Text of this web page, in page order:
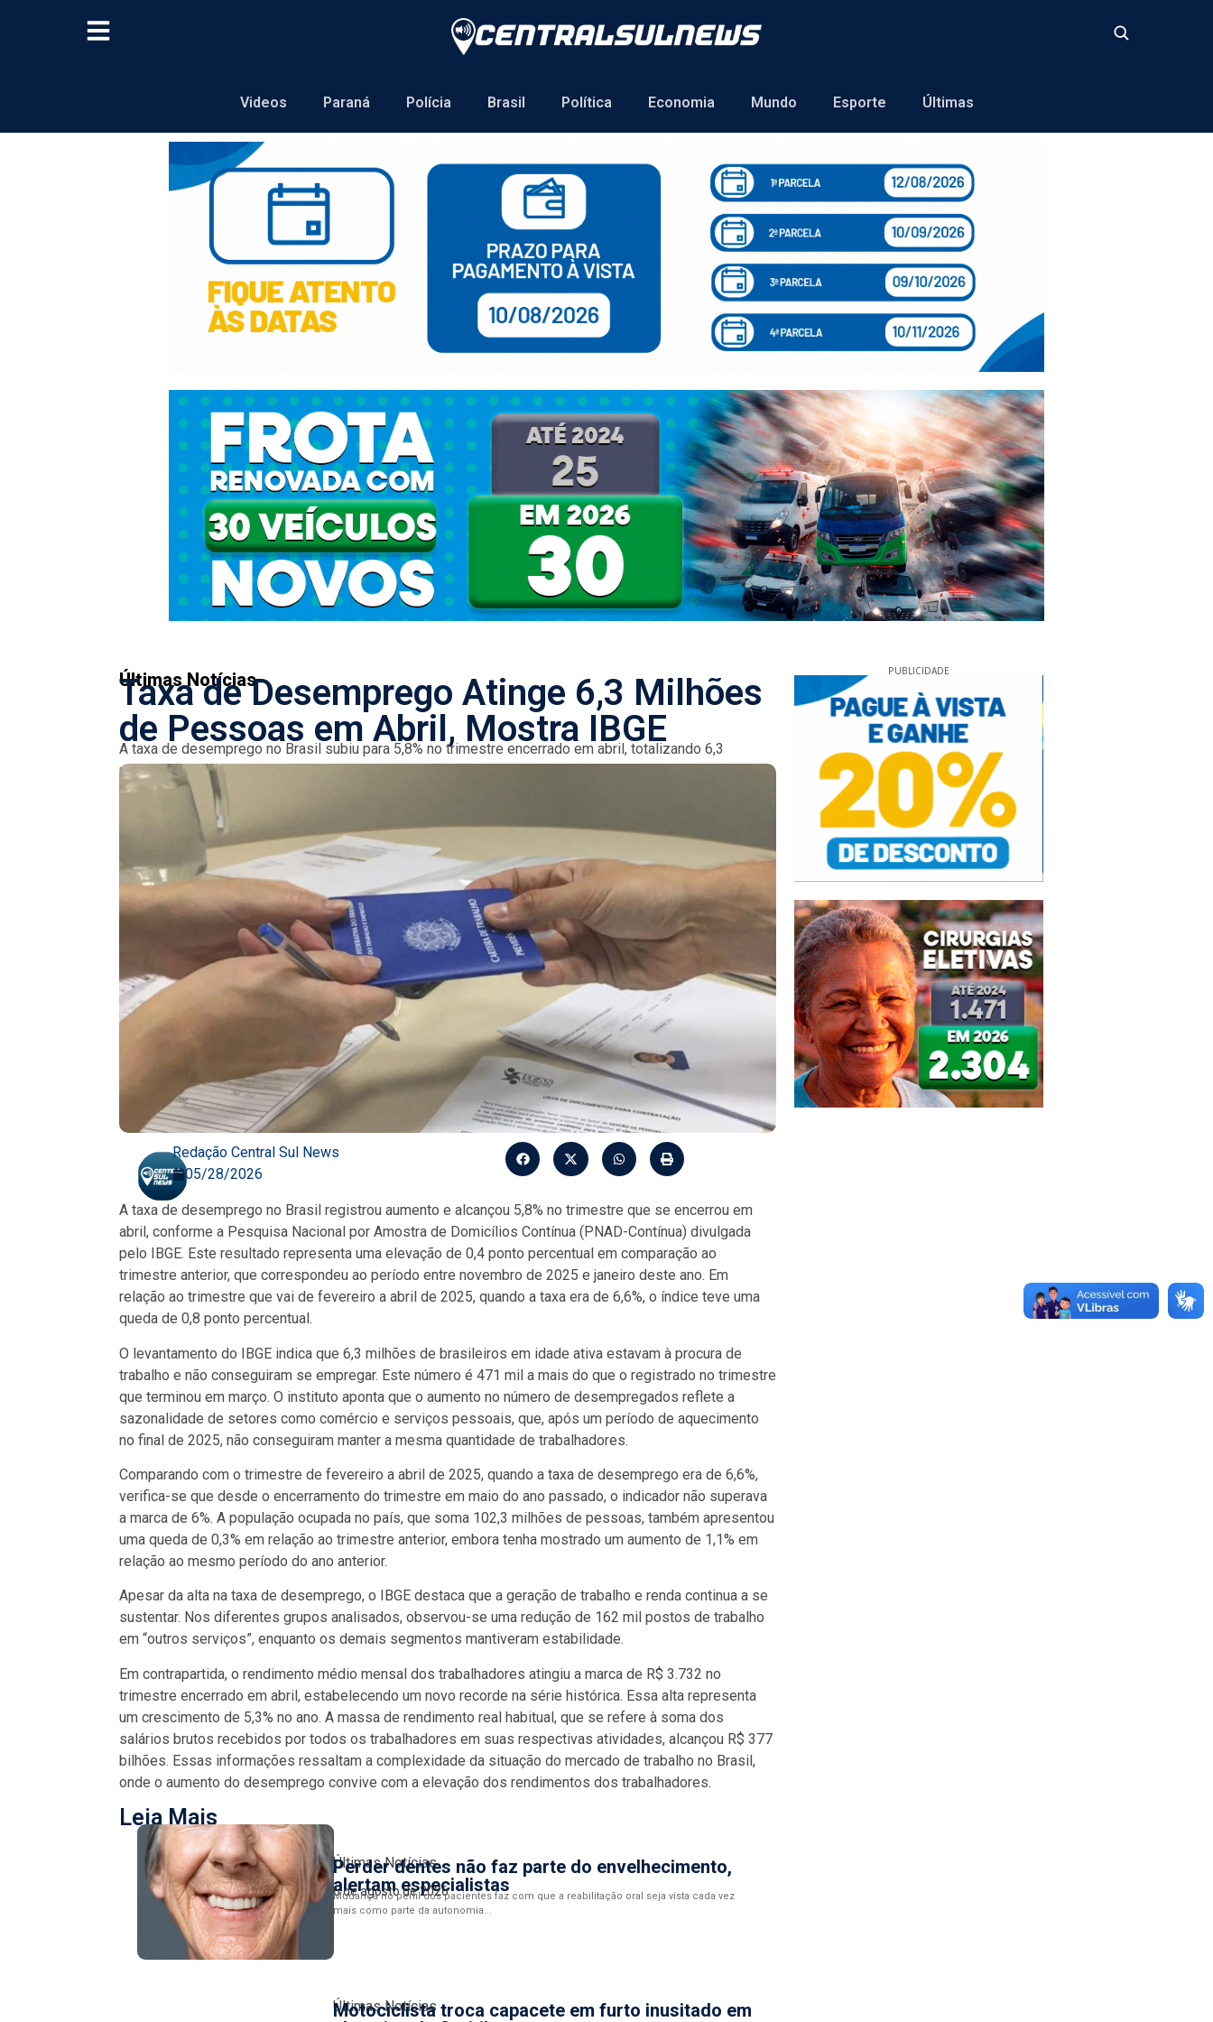
Videos Paraná Polícia Brasil Política Economia Mundo Esporte Últimas
Últimas Notícias
Taxa de Desemprego Atinge 6,3 Milhões
de Pessoas em Abril, Mostra IBGE
A taxa de desemprego no Brasil subiu para 5,8% no trimestre encerrado em abril, totalizando 6,3
milhões de desempregados, segundo a PNAD-Contínua do IBGE. Apesar...
Redação Central Sul News
05/28/2026
A taxa de desemprego no Brasil registrou aumento e alcançou 5,8% no trimestre que se encerrou em
abril, conforme a Pesquisa Nacional por Amostra de Domicílios Contínua (PNAD-Contínua) divulgada
pelo IBGE. Este resultado representa uma elevação de 0,4 ponto percentual em comparação ao
trimestre anterior, que correspondeu ao período entre novembro de 2025 e janeiro deste ano. Em
relação ao trimestre que vai de fevereiro a abril de 2025, quando a taxa era de 6,6%, o índice teve uma
queda de 0,8 ponto percentual.
O levantamento do IBGE indica que 6,3 milhões de brasileiros em idade ativa estavam à procura de
trabalho e não conseguiram se empregar. Este número é 471 mil a mais do que o registrado no trimestre
que terminou em março. O instituto aponta que o aumento no número de desempregados reflete a
sazonalidade de setores como comércio e serviços pessoais, que, após um período de aquecimento
no final de 2025, não conseguiram manter a mesma quantidade de trabalhadores.
Comparando com o trimestre de fevereiro a abril de 2025, quando a taxa de desemprego era de 6,6%,
verifica-se que desde o encerramento do trimestre em maio do ano passado, o indicador não superava
a marca de 6%. A população ocupada no país, que soma 102,3 milhões de pessoas, também apresentou
uma queda de 0,3% em relação ao trimestre anterior, embora tenha mostrado um aumento de 1,1% em
relação ao mesmo período do ano anterior.
Apesar da alta na taxa de desemprego, o IBGE destaca que a geração de trabalho e renda continua a se
sustentar. Nos diferentes grupos analisados, observou-se uma redução de 162 mil postos de trabalho
em “outros serviços”, enquanto os demais segmentos mantiveram estabilidade.
Em contrapartida, o rendimento médio mensal dos trabalhadores atingiu a marca de R$ 3.732 no
trimestre encerrado em abril, estabelecendo um novo recorde na série histórica. Essa alta representa
um crescimento de 5,3% no ano. A massa de rendimento real habitual, que se refere à soma dos
salários brutos recebidos por todos os trabalhadores em suas respectivas atividades, alcançou R$ 377
bilhões. Essas informações ressaltam a complexidade da situação do mercado de trabalho no Brasil,
onde o aumento do desemprego convive com a elevação dos rendimentos dos trabalhadores.
Leia Mais
Últimas Notícias
Perder dentes não faz parte do envelhecimento,
alertam especialistas
6 de agosto de 2026
Mudança no perfil dos pacientes faz com que a reabilitação oral seja vista cada vez
mais como parte da autonomia...
Últimas Notícias
Motociclista troca capacete em furto inusitado em
PUBLICIDADE